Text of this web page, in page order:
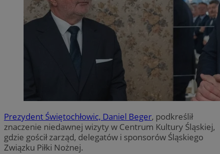
Prezydent Świętochłowic, Daniel Beger, podkreślił
znaczenie niedawnej wizyty w Centrum Kultury Śląskiej,
gdzie gościł zarząd, delegatów i sponsorów Śląskiego
Związku Piłki Nożnej.